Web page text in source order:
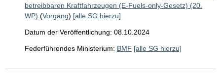
betreibbaren Kraftfahrzeugen (E-Fuels-only-Gesetz) (20.
WP) (Vorgang) [alle SG hierzu]
Datum der Veröffentlichung: 08.10.2024
Federführendes Ministerium: BMF [alle SG hierzu]